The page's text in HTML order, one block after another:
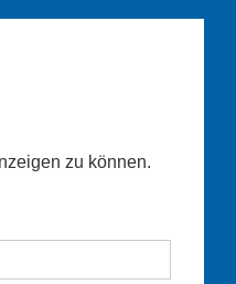
zu können.